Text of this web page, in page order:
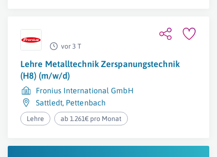
vor 3 T
Lehre Metalltechnik Zerspanungstechnik
(H8) (m/w/d)
Fronius International GmbH
Sattledt, Pettenbach
Lehre ab 1.261€ pro Monat